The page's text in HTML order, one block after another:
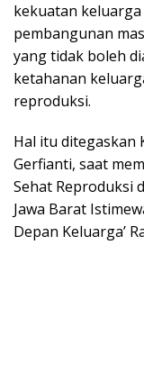
kekuatan
pembangunan
yang tidak boleh
ketahanan
reproduksi.
​Hal itu ditegaskan
Gerfianti, saat
Sehat Reproduksi
Jawa Barat
Depan Keluarga’